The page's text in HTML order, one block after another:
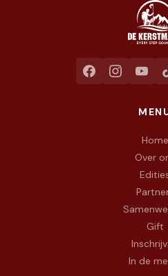
Jaarlijkse
Home
Over
Gift
In de